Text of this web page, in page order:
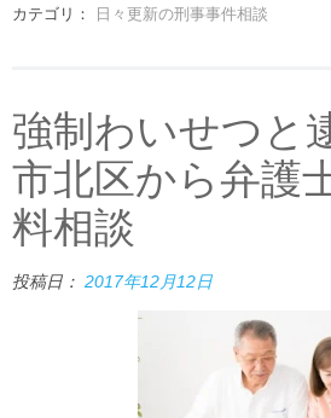
カテゴリ： 日々更新の刑事事件相談
強制わいせつと
市北区から弁護
料相談
投稿日： 2017年12月12日